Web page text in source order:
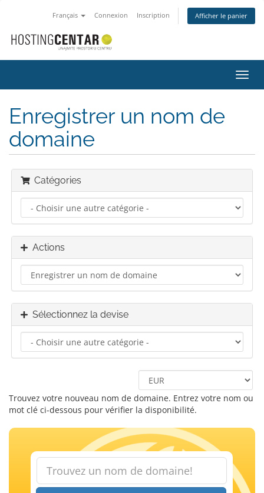
Français Connexion Inscription Afficher le panier
la
Enregistrer un nom de
domaine
Catégories
Actions
Sélectionnez la devise
Trouvez votre nouveau nom de domaine. Entrez votre nom ou
mot clé ci-dessous pour vérifier la disponibilité.